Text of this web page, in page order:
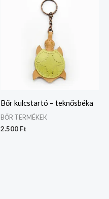
Bőr kulcstartó – teknősbéka
BŐR TERMÉKEK
2.500 Ft